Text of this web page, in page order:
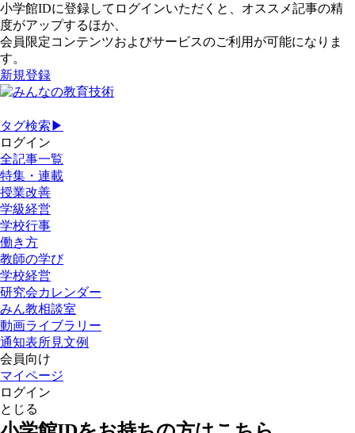
小学館IDに登録してログインいただくと、オススメ記事の精
度がアップするほか、
会員限定コンテンツおよびサービスのご利用が可能になりま
す。
新規登録
タグ検索▶
ログイン
全記事一覧
特集・連載
授業改善
学級経営
学校行事
働き方
教師の学び
学校経営
研究会カレンダー
みん教相談室
動画ライブラリー
通知表所見文例
会員向け
マイページ
ログイン
とじる